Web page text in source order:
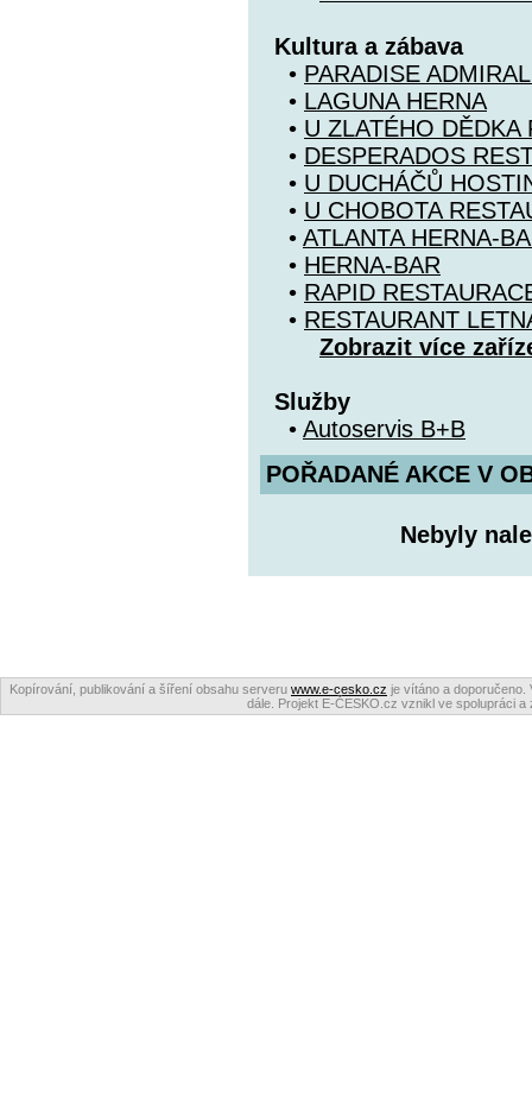
Kultura a zábava
• PARADISE
• LAGUNA HERNA
• U ZLATÉHO DĚDKA
• DESPERADOS
• U DUCHÁČŮ
• U CHOBOTA
• ATLANTA HERNA-
• HERNA-BAR
• RAPID
• RESTAURANT
Zobrazit více
Služby
• Autoservis B+B
POŘADANÉ AKCE V
Nebyly
Kopírování, publikování a šíření obsahu serveru www.e-cesko.cz je vítáno a doporučeno.
dále. Projekt E-ČESKO.cz vznikl ve spolupráci